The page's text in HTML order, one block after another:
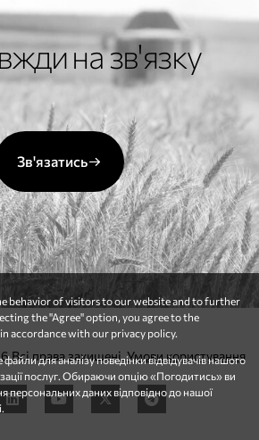
на зв'язку
Зв'язатись
Всі права захищені.Умови користування
behavior of visitors to our website and to further
the "Agree" option, you agree to the
accordance with our privacy policy.
для аналізу поведінки відвідувачів нашого
послуг. Обираючи опцію «Погодитись» ви
персональних даних відповідно до нашої